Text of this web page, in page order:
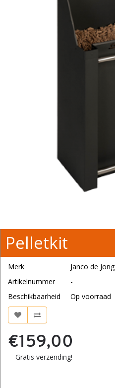
Pelletkit
Merk
Janco de Jong
Artikelnummer
-
Beschikbaarheid
Op voorraad
€159,00
Gratis verzending!